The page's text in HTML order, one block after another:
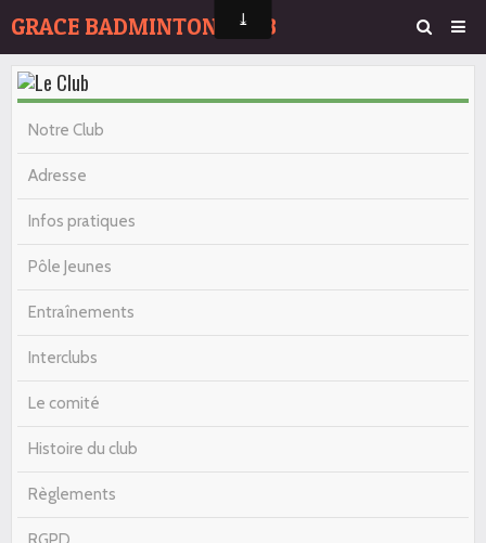
GRACE BADMINTON CLUB
Page d'accueil
Agenda
Notre Club
Adresse
Infos pratiques
Pôle Jeunes
Entraînements
Interclubs
Le comité
Histoire du club
Règlements